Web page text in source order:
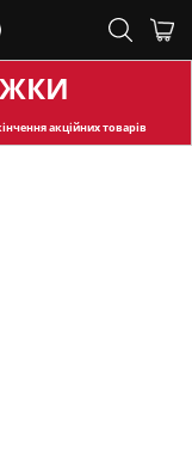
акційних товарів